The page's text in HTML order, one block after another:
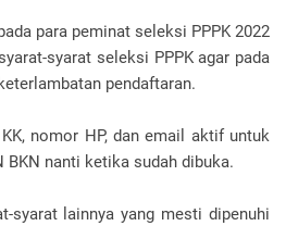
para peminat seleksi PPPK 2022
syarat seleksi PPPK agar pada
pendaftaran.
nomor HP, dan email aktif untuk
BKN nanti ketika sudah dibuka.
syarat lainnya yang mesti dipenuhi